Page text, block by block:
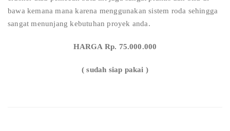
bawa kemana mana karena menggunakan sistem roda sehingga
sangat menunjang kebutuhan proyek anda.
HARGA Rp. 75.000.000
( sudah siap pakai )